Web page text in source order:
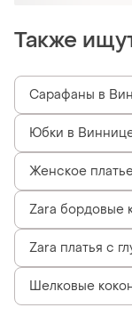
Также
Сарафаны в
Юбки в
Женское
Zara бордовые
Zara платья с
Шелковые